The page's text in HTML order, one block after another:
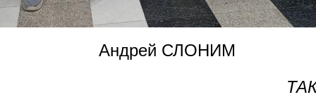
Андрей СЛОНИМ
ТАК ПЕЛА